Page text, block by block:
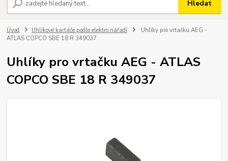
Hledat
Úvod Uhlíkové kartáče podle elektro nářadí
Uhlíky pro vrtačku AEG -
ATLAS COPCO SBE 18 R 349037
Uhlíky pro vrtačku AEG - ATLAS
COPCO SBE 18 R 349037